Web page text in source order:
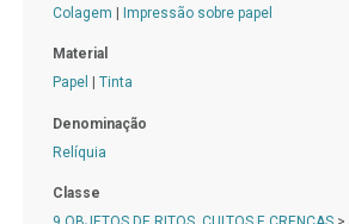
Colagem
Impressão sobre papel
Material
Papel
Tinta
Denominação
Relíquia
Classe